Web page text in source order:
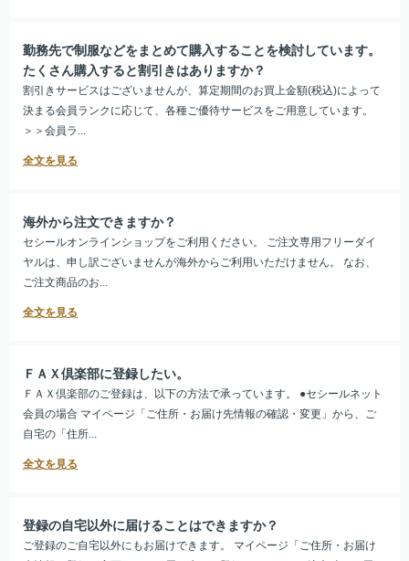
勤務先で制服などをまとめて購入することを検討しています。
たくさん購入すると割引きはありますか？
割引きサービスはございませんが、算定期間のお買上金額(税込)によって
決まる会員ランクに応じて、各種ご優待サービスをご用意しています。
＞＞会員ラ...
海外から注文できますか？
セシールオンラインショップをご利用ください。 ご注文専用フリーダイ
ヤルは、申し訳ございませんが海外からご利用いただけません。 なお、
ご注文商品のお...
ＦＡＸ倶楽部に登録したい。
ＦＡＸ倶楽部のご登録は、以下の方法で承っています。 ●セシールネット
会員の場合 マイページ「ご住所・お届け先情報の確認・変更」から、ご
自宅の「住所...
登録の自宅以外に届けることはできますか？
ご登録のご自宅以外にもお届けできます。 マイページ「ご住所・お届け